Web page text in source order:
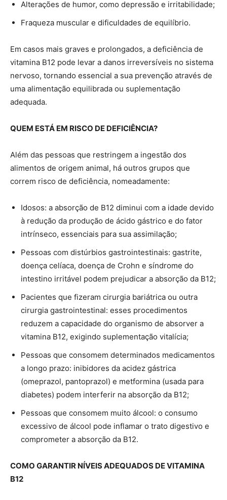
Alterações de humor, como depressão e irritabilidade;
Fraqueza muscular e dificuldades de equilíbrio.
Em casos mais graves e prolongados, a deficiência de
vitamina B12 pode levar a danos irreversíveis no sistema
nervoso, tornando essencial a sua prevenção através de
uma alimentação equilibrada ou suplementação
adequada.
QUEM ESTÁ EM RISCO DE DEFICIÊNCIA?
Além das pessoas que restringem a ingestão dos
alimentos de origem animal, há outros grupos que
correm risco de deficiência, nomeadamente:
Idosos: a absorção de B12 diminui com a idade devido
à redução da produção de ácido gástrico e do fator
intrínseco, essenciais para sua assimilação;
Pessoas com distúrbios gastrointestinais: gastrite,
doença celíaca, doença de Crohn e síndrome do
intestino irritável podem prejudicar a absorção da B12;
Pacientes que fizeram cirurgia bariátrica ou outra
cirurgia gastrointestinal: esses procedimentos
reduzem a capacidade do organismo de absorver a
vitamina B12, exigindo suplementação vitalícia;
Pessoas que consomem determinados medicamentos
a longo prazo: inibidores da acidez gástrica
(omeprazol, pantoprazol) e metformina (usada para
diabetes) podem interferir na absorção da B12;
Pessoas que consomem muito álcool: o consumo
excessivo de álcool pode inflamar o trato digestivo e
comprometer a absorção da B12.
COMO GARANTIR NÍVEIS ADEQUADOS DE VITAMINA
B12